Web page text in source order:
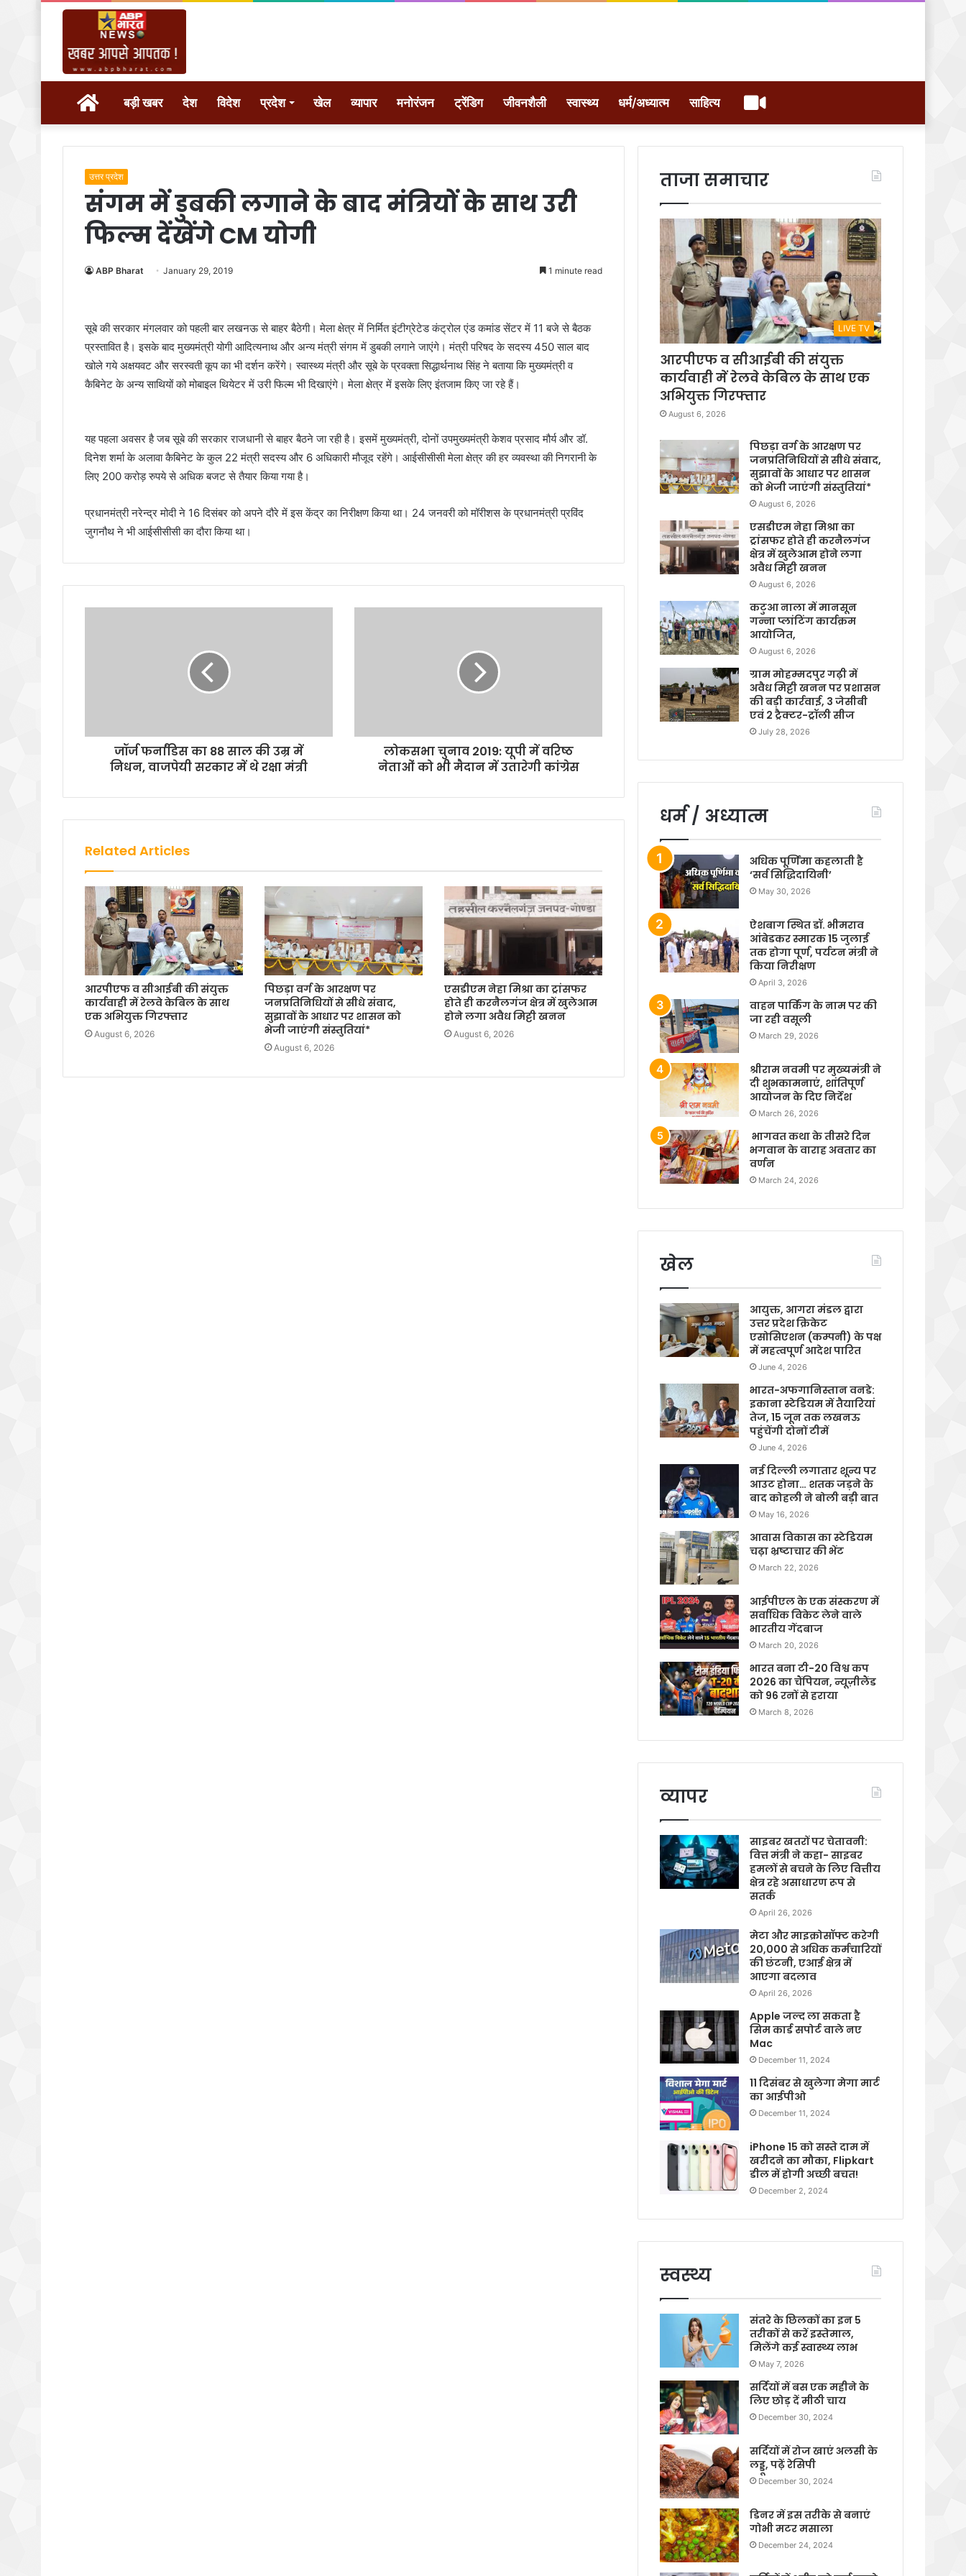
होम बड़ी खबर देश विदेश प्रदेश खेल व्यापार मनोरंजन ट्रेंडिग जीवनशैली स्वास्थ्य धर्म/अध्यात्म साहित्य वीडियो
उत्तर प्रदेश
संगम में डुबकी लगाने के बाद मंत्रियों के साथ उरी
फिल्म देंखेंगे CM योगी
ABP Bharat January 29, 2019 1 minute read
सूबे की सरकार मंगलवार को पहली बार लखनऊ से बाहर बैठेगी। मेला क्षेत्र में निर्मित इंटीग्रेटेड कंट्रोल एंड कमांड सेंटर में 11 बजे से बैठक
प्रस्तावित है। इसके बाद मुख्यमंत्री योगी आदित्यनाथ और अन्य मंत्री संगम में डुबकी लगाने जाएंगे। मंत्री परिषद के सदस्य 450 साल बाद
खोले गये अक्षयवट और सरस्वती कूप का भी दर्शन करेंगे। स्वास्थ्य मंत्री और सूबे के प्रवक्ता सिद्धार्थनाथ सिंह ने बताया कि मुख्यमंत्री व
कैबिनेट के अन्य साथियों को मोबाइल थियेटर में उरी फिल्म भी दिखाएंगे। मेला क्षेत्र में इसके लिए इंतजाम किए जा रहे हैं।
यह पहला अवसर है जब सूबे की सरकार राजधानी से बाहर बैठने जा रही है। इसमें मुख्यमंत्री, दोनों उपमुख्यमंत्री केशव प्रसाद मौर्य और डॉ.
दिनेश शर्मा के अलावा कैबिनेट के कुल 22 मंत्री सदस्य और 6 अधिकारी मौजूद रहेंगे। आईसीसीसी मेला क्षेत्र की हर व्यवस्था की निगरानी के
लिए 200 करोड़ रुपये से अधिक बजट से तैयार किया गया है।
प्रधानमंत्री नरेन्द्र मोदी ने 16 दिसंबर को अपने दौरे में इस केंद्र का निरीक्षण किया था। 24 जनवरी को मॉरीशस के प्रधानमंत्री प्रविंद
जुगनौथ ने भी आईसीसीसी का दौरा किया था।
जॉर्ज फर्नांडिस का 88 साल की उम्र में
निधन, वाजपेयी सरकार में थे रक्षा मंत्री
लोकसभा चुनाव 2019: यूपी में वरिष्ठ
नेताओं को भी मैदान में उतारेगी कांग्रेस
Related Articles
आरपीएफ व सीआईबी की संयुक्त
कार्यवाही में रेलवे केबिल के साथ
एक अभियुक्त गिरफ्तार
August 6, 2026
पिछड़ा वर्ग के आरक्षण पर
जनप्रतिनिधियों से सीधे संवाद,
सुझावों के आधार पर शासन को
भेजी जाएंगी संस्तुतियां*
August 6, 2026
एसडीएम नेहा मिश्रा का ट्रांसफर
होते ही करनैलगंज क्षेत्र में खुलेआम
होने लगा अवैध मिट्टी खनन
August 6, 2026
ताजा समाचार
LIVE TV
आरपीएफ व सीआईबी की संयुक्त
कार्यवाही में रेलवे केबिल के साथ एक
अभियुक्त गिरफ्तार
August 6, 2026
पिछड़ा वर्ग के आरक्षण पर
जनप्रतिनिधियों से सीधे संवाद,
सुझावों के आधार पर शासन
को भेजी जाएंगी संस्तुतियां*
August 6, 2026
एसडीएम नेहा मिश्रा का
ट्रांसफर होते ही करनैलगंज
क्षेत्र में खुलेआम होने लगा
अवैध मिट्टी खनन
August 6, 2026
कटुआ नाला में मानसून
गन्ना प्लांटिंग कार्यक्रम
आयोजित,
August 6, 2026
ग्राम मोहम्मदपुर गढ़ी में
अवैध मिट्टी खनन पर प्रशासन
की बड़ी कार्रवाई, 3 जेसीबी
एवं 2 ट्रैक्टर-ट्रॉली सीज
July 28, 2026
धर्म / अध्यात्म
अधिक पूर्णिमा कहलाती है
‘सर्व सिद्धिदायिनी’
May 30, 2026
ऐशबाग स्थित डॉ. भीमराव
आंबेडकर स्मारक 15 जुलाई
तक होगा पूर्ण, पर्यटन मंत्री ने
किया निरीक्षण
April 3, 2026
वाहन पार्किंग के नाम पर की
जा रही वसूली
March 29, 2026
श्रीराम नवमी पर मुख्यमंत्री ने
दी शुभकामनाएं, शांतिपूर्ण
आयोजन के दिए निर्देश
March 26, 2026
भागवत कथा के तीसरे दिन
भगवान के वाराह अवतार का
वर्णन
March 24, 2026
खेल
आयुक्त, आगरा मंडल द्वारा
उत्तर प्रदेश क्रिकेट
एसोसिएशन (कम्पनी) के पक्ष
में महत्वपूर्ण आदेश पारित
June 4, 2026
भारत-अफगानिस्तान वनडे:
इकाना स्टेडियम में तैयारियां
तेज, 15 जून तक लखनऊ
पहुंचेंगी दोनों टीमें
June 4, 2026
नई दिल्ली लगातार शून्य पर
आउट होना… शतक जड़ने के
बाद कोहली ने बोली बड़ी बात
May 16, 2026
आवास विकास का स्टेडियम
चढ़ा भ्रष्टाचार की भेंट
March 22, 2026
आईपीएल के एक संस्करण में
सर्वाधिक विकेट लेने वाले
भारतीय गेंदबाज
March 20, 2026
भारत बना टी-20 विश्व कप
2026 का चैंपियन, न्यूज़ीलैंड
को 96 रनों से हराया
March 8, 2026
व्यापर
साइबर खतरों पर चेतावनी:
वित्त मंत्री ने कहा- साइबर
हमलों से बचने के लिए वित्तीय
क्षेत्र रहे असाधारण रूप से
सतर्क
April 26, 2026
मेटा और माइक्रोसॉफ्ट करेगी
20,000 से अधिक कर्मचारियों
की छंटनी, एआई क्षेत्र में
आएगा बदलाव
April 26, 2026
Apple जल्द ला सकता है
सिम कार्ड सपोर्ट वाले नए
Mac
December 11, 2024
11 दिसंबर से खुलेगा मेगा मार्ट
का आईपीओ
December 11, 2024
iPhone 15 को सस्ते दाम में
खरीदने का मौका, Flipkart
डील में होगी अच्छी बचत!
December 2, 2024
स्वस्थ्य
संतरे के छिलकों का इन 5
तरीकों से करें इस्तेमाल,
मिलेंगे कई स्वास्थ्य लाभ
May 7, 2026
सर्दियों में बस एक महीने के
लिए छोड़ दें मीठी चाय
December 30, 2024
सर्दियों में रोज खाएं अलसी के
लड्डू, पढ़ें रेसिपी
December 30, 2024
डिनर में इस तरीके से बनाएं
गोभी मटर मसाला
December 24, 2024